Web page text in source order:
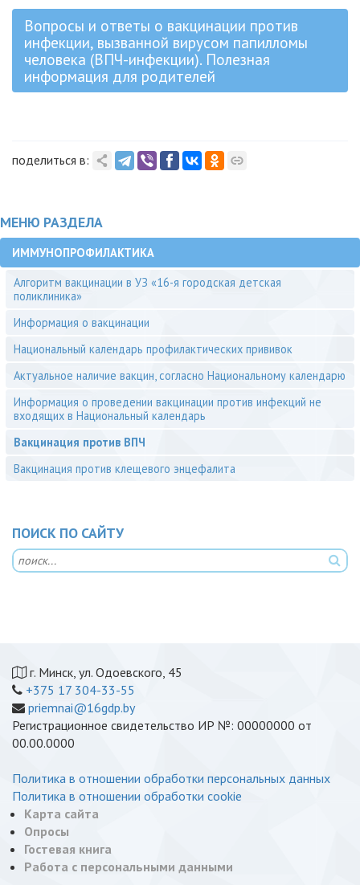
Вопросы и ответы о вакцинации против
инфекции, вызванной вирусом папилломы
человека (ВПЧ-инфекции). Полезная
информация для родителей
поделиться в:
МЕНЮ РАЗДЕЛА
ИММУНОПРОФИЛАКТИКА
Алгоритм вакцинации в УЗ «16-я городская детская
поликлиника»
Информация о вакцинации
Национальный календарь профилактических прививок
Актуальное наличие вакцин, согласно Национальному календарю
Информация о проведении вакцинации против инфекций не
входящих в Национальный календарь
Вакцинация против ВПЧ
Вакцинация против клещевого энцефалита
ПОИСК ПО САЙТУ
г. Минск, ул. Одоевского, 45
+375 17 304-33-55
priemnai@16gdp.by
Регистрационное свидетельство ИР №: 00000000 от
00.00.0000
Политика в отношении обработки персональных данных
Политика в отношении обработки cookie
Карта сайта
Опросы
Гостевая книга
Работа с персональными данными